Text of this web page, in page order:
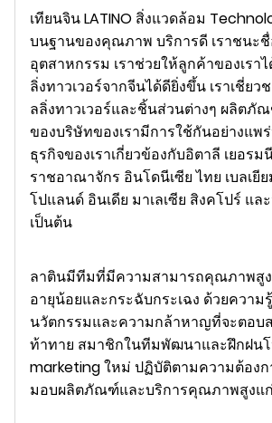
เทียนจิน LATINO สิ่งแวดล้อม
บนฐานของคุณภาพ บริการดี เราชนะชื่
อุตสาหกรรม เราช่วยให้ลูกค้าของเร
ลิ่งทาวเวอร์จากจีนได้ดียิ่งขึ้น เราเชี่ย
ลลิ่งทาวเวอร์และชิ้นส่วนต่างๆ ผลิตภั
ของบริษัทของเรามีการใช้กันอย่างแพ
ธุรกิจของเราเกี่ยวข้องกับอิตาลี เยอรม
ราชอาณาจักร อินโดนีเซีย ไทย เบลเยีย
โปแลนด์ อินเดีย มาเลเซีย สิงคโปร์ แ
เป็นต้น
ลาตินมีทีมที่มีความสามารถคุณภาพสู
อายุน้อยและกระฉับกระเฉง ด้วยความ
นวัตกรรมและความกล้าหาญที่จะตอบ
ท้าทาย สมาชิกในทีมพัฒนาและฝึกฝน
marketing ใหม่ ปฏิบัติตามความต้อง
มอบผลิตภัณฑ์และบริการคุณภาพสูงแ